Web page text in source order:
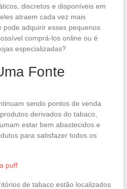
discretos e disponíveis em
atraem cada vez mais
pode adquirir esses pequenos
comprá-los online ou é
especializadas?
Fonte
sendo pontos de venda
derivados do tabaco,
estar bem abastecidos e
para satisfazer todos os
puff
de tabaco estão localizados